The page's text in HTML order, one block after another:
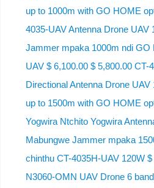
up to 1000m with GO HOME
4035-UAV Antenna Drone UAV
Jammer mpaka 1000m ndi GO
UAV $ 6,100.00 $ 5,800.00 CT-
Directional Antenna Drone
up to 1500m with GO HOME
Yogwira Ntchito Yogwira
Mabungwe Jammer mpaka
chinthu CT-4035H-UAV 120W
N3060-OMN UAV Drone 6